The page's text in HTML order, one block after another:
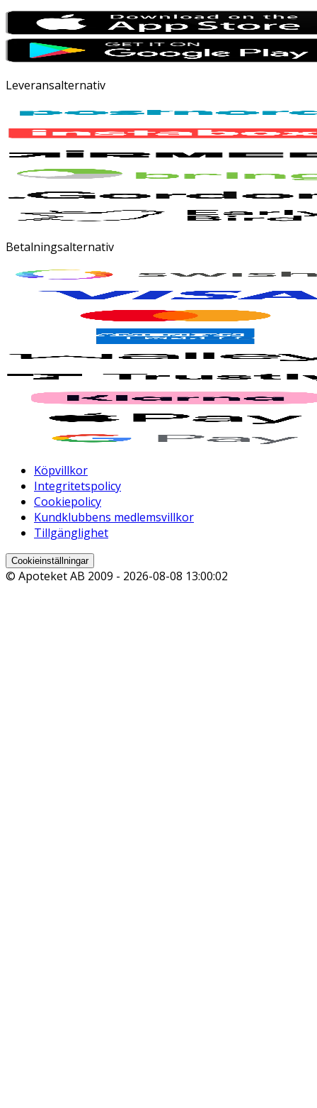
Leveransalternativ
Betalningsalternativ
Köpvillkor
Integritetspolicy
Cookiepolicy
Kundklubbens medlemsvillkor
Tillgänglighet
Cookieinställningar
© Apoteket AB 2009 - 2026-08-08 13:00:02